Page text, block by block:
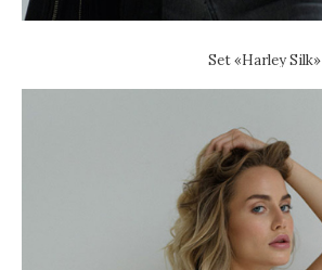
Set «Harley Silk»